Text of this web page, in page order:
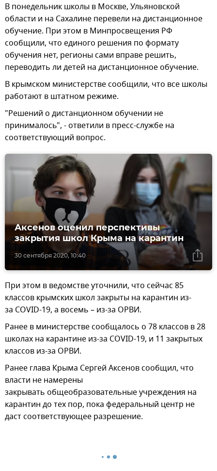
В понедельник школы в Москве, Ульяновской
области и на Сахалине перевели на дистанционное
обучение. При этом в Минпросвещения РФ
сообщили, что единого решения по формату
обучения нет, регионы сами вправе решить,
переводить ли детей на дистанционное обучение.
В крымском министерстве сообщили, что все школы
работают в штатном режиме.
"Решений о дистанционном обучении не
принималось", - ответили в пресс-службе на
соответствующий вопрос.
30 сентября 2020, 10:40
Аксенов оценил перспективы
закрытия школ Крыма на карантин
При этом в ведомстве уточнили, что сейчас 85
классов крымских школ закрыты на карантин из-
за COVID-19, а восемь – из-за ОРВИ.
Ранее в министерстве сообщалось о 78 классов в 28
школах на карантине из-за COVID-19, и 11 закрытых
классов из-за ОРВИ.
Ранее глава Крыма Сергей Аксенов сообщил, что
власти не намерены
закрывать общеобразовательные учреждения на
карантин до тех пор, пока федеральный центр не
даст соответствующее разрешение.